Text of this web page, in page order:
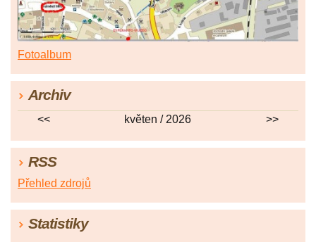
Fotoalbum
Archiv
<< květen / 2026 >>
RSS
Přehled zdrojů
Statistiky